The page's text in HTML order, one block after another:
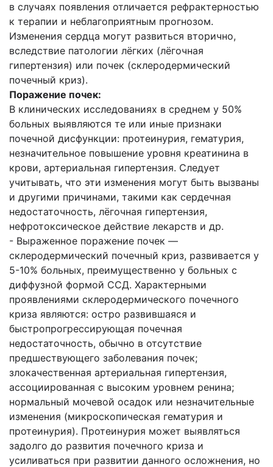
в случаях появления отличается рефрактерностью
к терапии и неблагоприятным прогнозом.
Изменения сердца могут развиться вторично,
вследствие патологии лёгких (лёгочная
гипертензия) или почек (склеродермический
почечный криз).
Поражение почек:
В клинических исследованиях в среднем у 50%
больных выявляются те или иные признаки
почечной дисфункции: протеинурия, гематурия,
незначительное повышение уровня креатинина в
крови, артериальная гипертензия. Следует
учитывать, что эти изменения могут быть вызваны
и другими причинами, такими как сердечная
недостаточность, лёгочная гипертензия,
нефротоксическое действие лекарств и др.
- Выраженное поражение почек —
склеродермический почечный криз, развивается у
5-10% больных, преимущественно у больных с
диффузной формой ССД. Характерными
проявлениями склеродермического почечного
криза являются: остро развившаяся и
быстропрогрессирующая почечная
недостаточность, обычно в отсутствие
предшествующего заболевания почек;
злокачественная артериальная гипертензия,
ассоциированная с высоким уровнем ренина;
нормальный мочевой осадок или незначительные
изменения (микроскопическая гематурия и
протеинурия). Протеинурия может выявляться
задолго до развития почечного криза и
усиливаться при развитии данного осложнения, но